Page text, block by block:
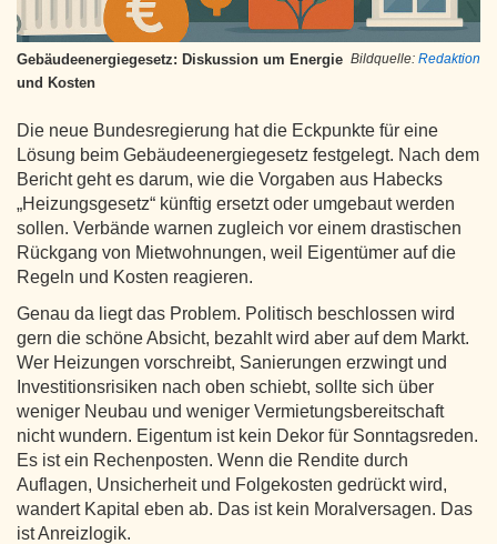
Bildquelle: Redaktion
Gebäudeenergiegesetz: Diskussion um Energie
und Kosten
Die neue Bundesregierung hat die Eckpunkte für eine
Lösung beim Gebäudeenergiegesetz festgelegt. Nach dem
Bericht geht es darum, wie die Vorgaben aus Habecks
„Heizungsgesetz“ künftig ersetzt oder umgebaut werden
sollen. Verbände warnen zugleich vor einem drastischen
Rückgang von Mietwohnungen, weil Eigentümer auf die
Regeln und Kosten reagieren.
Genau da liegt das Problem. Politisch beschlossen wird
gern die schöne Absicht, bezahlt wird aber auf dem Markt.
Wer Heizungen vorschreibt, Sanierungen erzwingt und
Investitionsrisiken nach oben schiebt, sollte sich über
weniger Neubau und weniger Vermietungsbereitschaft
nicht wundern. Eigentum ist kein Dekor für Sonntagsreden.
Es ist ein Rechenposten. Wenn die Rendite durch
Auflagen, Unsicherheit und Folgekosten gedrückt wird,
wandert Kapital eben ab. Das ist kein Moralversagen. Das
ist Anreizlogik.